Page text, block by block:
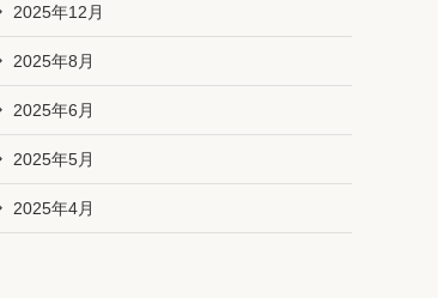
2025年12月
2025年8月
2025年6月
2025年5月
2025年4月